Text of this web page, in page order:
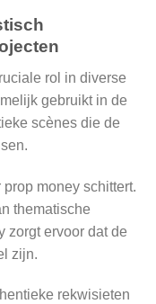
rol in diverse
gebruikt in de
scènes die de
money schittert.
thematische
zorgt ervoor dat de
zijn.
rekwisieten